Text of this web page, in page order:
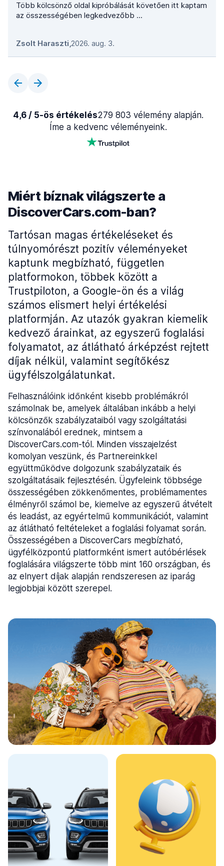
Több kölcsönző oldal kipróbálását követően itt kaptam
az összességében legkedvezőbb ...
Zsolt Haraszti,2026. aug. 3.
4,6 / 5-ös értékelés279 803 vélemény alapján.
Íme a kedvenc véleményeink.
Miért bíznak világszerte a
DiscoverCars.com-ban?
Tartósan magas értékeléseket és
túlnyomórészt pozitív véleményeket
kaptunk megbízható, független
platformokon, többek között a
Trustpiloton, a Google-ön és a világ
számos elismert helyi értékelési
platformján. Az utazók gyakran kiemelik
kedvező árainkat, az egyszerű foglalási
folyamatot, az átlátható árképzést rejtett
díjak nélkül, valamint segítőkész
ügyfélszolgálatunkat.
Felhasználóink időnként kisebb problémákról
számolnak be, amelyek általában inkább a helyi
kölcsönzők szabályzataiból vagy szolgáltatási
színvonalából erednek, mintsem a
DiscoverCars.com-tól. Minden visszajelzést
komolyan veszünk, és Partnereinkkel
együttműködve dolgozunk szabályzataik és
szolgáltatásaik fejlesztésén. Ügyfeleink többsége
összességében zökkenőmentes, problémamentes
élményről számol be, kiemelve az egyszerű átvételt
és leadást, az egyértelmű kommunikációt, valamint
az átlátható feltételeket a foglalási folyamat során.
Összességében a DiscoverCars megbízható,
ügyfélközpontú platformként ismert autóbérlések
foglalására világszerte több mint 160 országban, és
az elnyert díjak alapján rendszeresen az iparág
legjobbjai között szerepel.